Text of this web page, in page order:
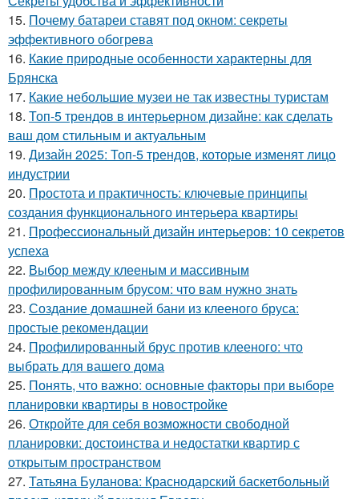
15. Почему батареи ставят под окном: секреты
эффективного обогрева
16. Какие природные особенности характерны для
Брянска
17. Какие небольшие музеи не так известны туристам
18. Топ-5 трендов в интерьерном дизайне: как сделать
ваш дом стильным и актуальным
19. Дизайн 2025: Топ-5 трендов, которые изменят лицо
индустрии
20. Простота и практичность: ключевые принципы
создания функционального интерьера квартиры
21. Профессиональный дизайн интерьеров: 10 секретов
успеха
22. Выбор между клееным и массивным
профилированным брусом: что вам нужно знать
23. Создание домашней бани из клееного бруса:
простые рекомендации
24. Профилированный брус против клееного: что
выбрать для вашего дома
25. Понять, что важно: основные факторы при выборе
планировки квартиры в новостройке
26. Откройте для себя возможности свободной
планировки: достоинства и недостатки квартир с
открытым пространством
27. Татьяна Буланова: Краснодарский баскетбольный